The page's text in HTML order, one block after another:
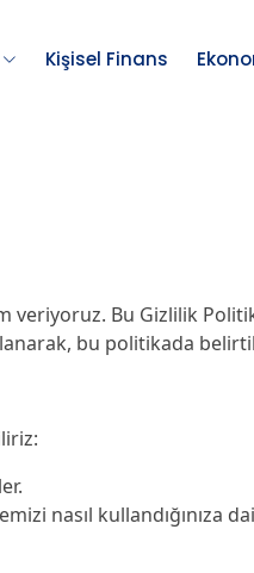
Kişisel Finans
Bu Gizlilik
bu politikada
nasıl kullandığınıza